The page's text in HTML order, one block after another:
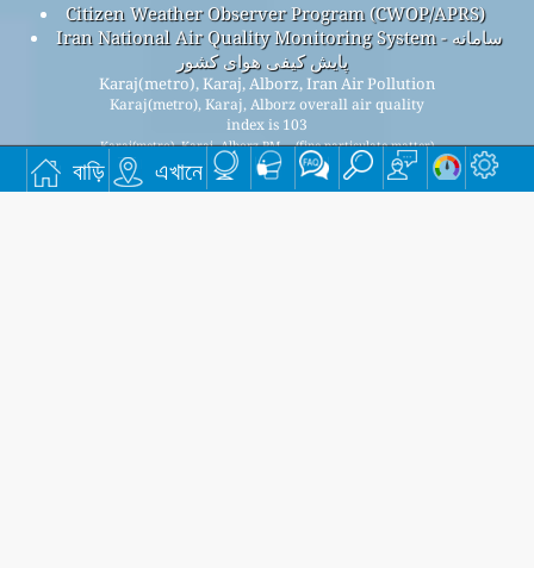
বাড়ি এখানে
Citizen Weather Observer Program (CWOP/APRS)
Iran National Air Quality Monitoring System - سامانه
پایش کیفی هوای کشور
Karaj(metro), Karaj, Alborz, Iran Air Pollution
Karaj(metro), Karaj, Alborz overall air quality
index is 103
Karaj(metro), Karaj, Alborz PM2.5(fine particulate matter)
AQI is 103 - Karaj(metro), Karaj, Alborz PM10
(PM10
(Respirable particulate matter)) AQI is n/a - Karaj(metro),